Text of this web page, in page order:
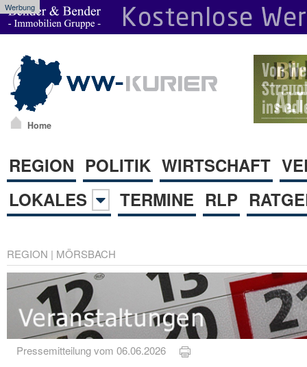
Werbung
Home
REGION POLITIK WIRTSCHAFT
LOKALES
TERMINE RLP
REGION | MÖRSBACH
Pressemitteilung vom 06.06.2026